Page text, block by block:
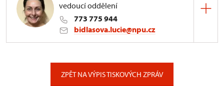
vedoucí oddělení
773 775 944
bidlasova.lucie@npu.cz
ZPĚT NA VÝPIS TISKOVÝCH ZPRÁV